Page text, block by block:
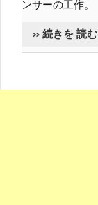
ンサーの工作。
» 続きを 読む